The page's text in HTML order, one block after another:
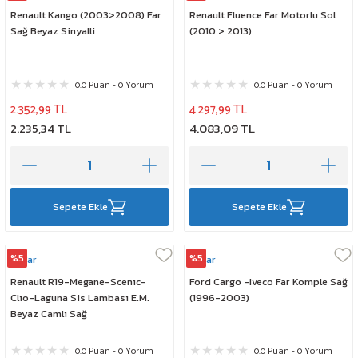
Renault Kango (2003>2008) Far
Sağ Beyaz Sinyalli
0.0 Puan - 0 Yorum
2.352,99 TL
2.235,34 TL
Sepete Ekle
Renault Fluence Far Motorlu Sol
(2010 > 2013)
0.0 Puan - 0 Yorum
4.297,99 TL
4.083,09 TL
Sepete Ekle
%5
Ayfar
Renault R19-Megane-Scenıc-
Clıo-Laguna Sis Lambası E.M.
Beyaz Camlı Sağ
0.0 Puan - 0 Yorum
%5
Ayfar
Ford Cargo -Iveco Far Komple Sağ
(1996-2003)
0.0 Puan - 0 Yorum